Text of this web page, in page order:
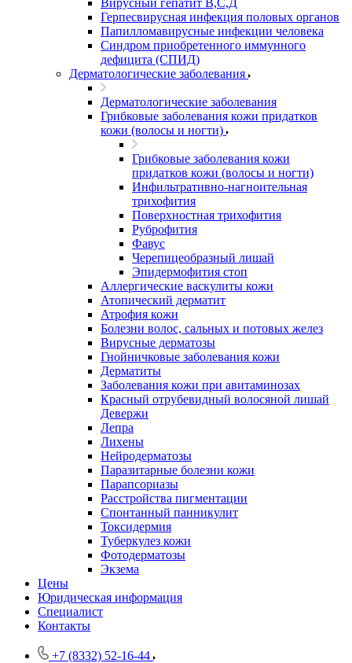
Вирусный гепатит В,С,Д
Герпесвирусная инфекция половых органов
Папилломавирусные инфекции человека
Синдром приобретенного иммунного
дефицита (СПИД)
Дерматологические заболевания
Дерматологические заболевания
Грибковые заболевания кожи придатков
кожи (волосы и ногти)
Грибковые заболевания кожи
придатков кожи (волосы и ногти)
Инфильтративно-нагноительная
трихофития
Поверхностная трихофития
Руброфития
Фавус
Черепицеобразный лишай
Эпидермофития стоп
Аллергические васкулиты кожи
Атопический дерматит
Атрофия кожи
Болезни волос, сальных и потовых желез
Вирусные дерматозы
Гнойничковые заболевания кожи
Дерматиты
Заболевания кожи при авитаминозах
Красный отрубевидный волосяной лишай
Девержи
Лепра
Лихены
Нейродерматозы
Паразитарные болезни кожи
Парапсориазы
Расстройства пигментации
Спонтанный панникулит
Токсидермия
Туберкулез кожи
Фотодерматозы
Экзема
Цены
Юридическая информация
Специалист
Контакты
+7 (8332) 52-16-44